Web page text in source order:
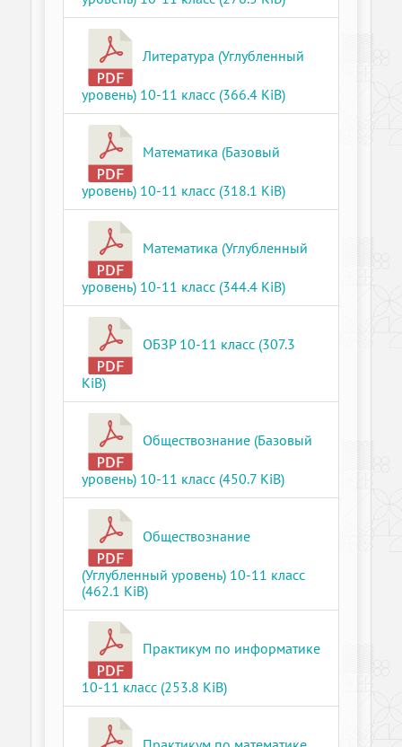
Литература (Углубленный
уровень) 10-11 класс (366.4 KiB)
Математика (Базовый
уровень) 10-11 класс (318.1 KiB)
Математика (Углубленный
уровень) 10-11 класс (344.4 KiB)
ОБЗР 10-11 класс (307.3
KiB)
Обществознание (Базовый
уровень) 10-11 класс (450.7 KiB)
Обществознание
(Углубленный уровень) 10-11 класс
(462.1 KiB)
Практикум по информатике
10-11 класс (253.8 KiB)